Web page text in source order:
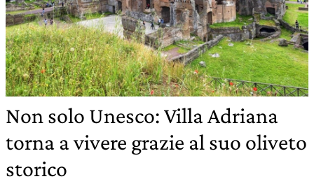
Non solo Unesco: Villa Adriana
torna a vivere grazie al suo oliveto
storico